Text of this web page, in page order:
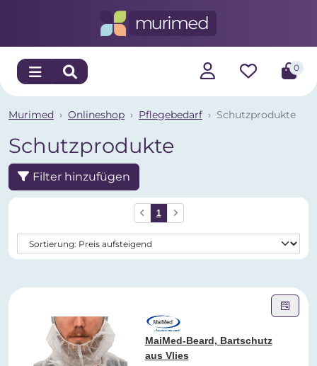
0
Murimed Onlineshop Pflegebedarf Schutzprodukte
Schutzprodukte
Filter hinzufügen
1
MaiMed-Beard, Bartschutz
aus Vlies